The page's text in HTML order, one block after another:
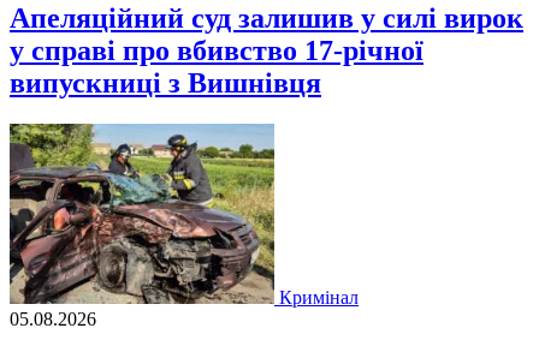
Апеляційний суд залишив у силі вирок
у справі про вбивство 17-річної
випускниці з Вишнівця
Кримінал
05.08.2026